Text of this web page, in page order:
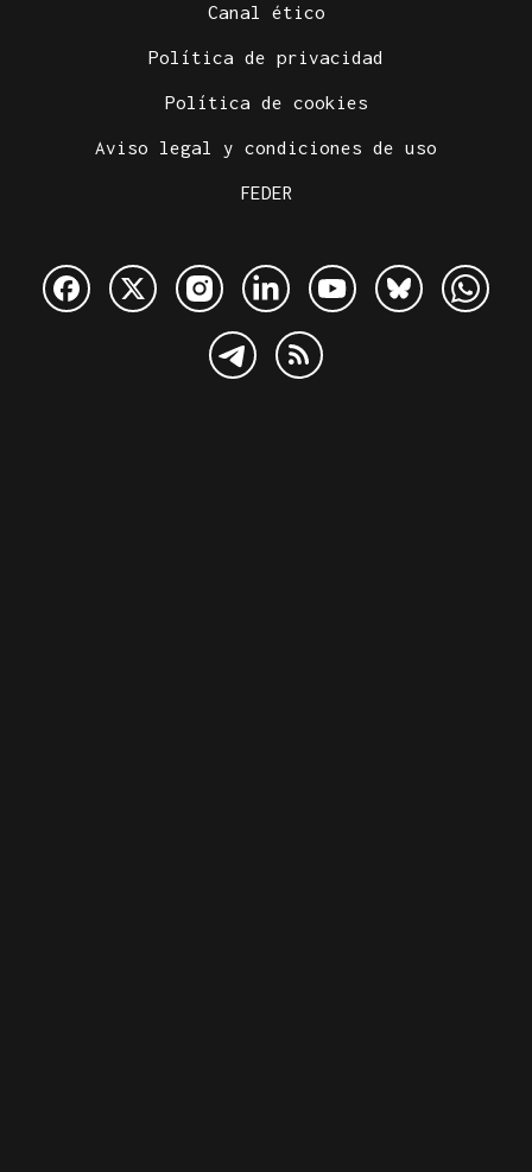
Canal ético
Política de privacidad
Política de cookies
Aviso legal y condiciones de uso
FEDER